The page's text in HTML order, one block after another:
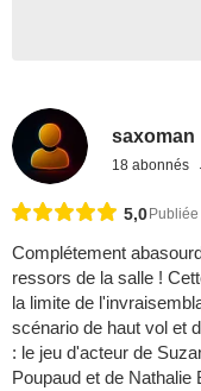
saxoman
18 abonnés
5,0
Complétement
ressors de la salle !
la limite de
scénario de haut vol et
: le jeu d'acteur de
Poupaud et de Nathalie